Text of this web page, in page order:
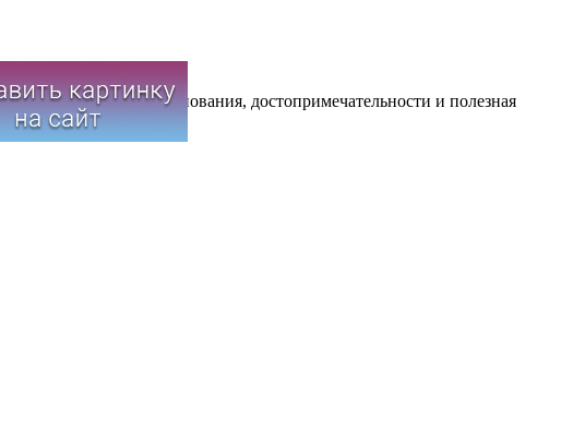
мероприятия, соревнования, достопримечательности и полезная